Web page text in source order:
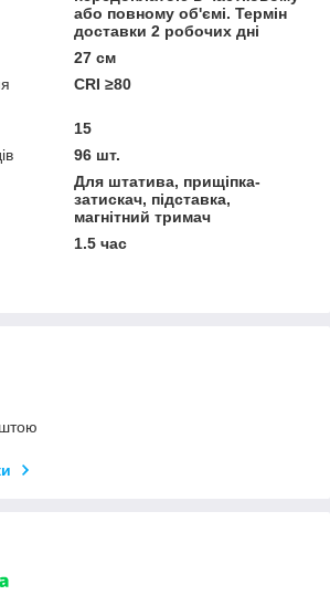
або повному об'ємі. Термін
доставки 2 робочих дні
27 см
CRI ≥80
15
96 шт.
Для штатива, прищіпка-
затискач, підставка,
магнітний тримач
1.5 час